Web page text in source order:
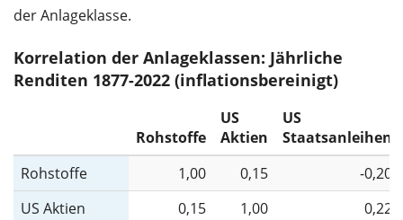
der Anlageklasse.
Korrelation der Anlageklassen: Jährliche
Renditen 1877-2022 (inflationsbereinigt)
Rohstoffe
US
Aktien
US
Staatsanleihen
Rohstoffe
1,00 0,15
-0,20
US Aktien
0,15 1,00
0,22